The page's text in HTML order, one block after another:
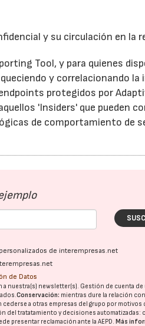
y su circulación en la
Tool, y para quienes
y correlacionando la
protegidos por
'Insiders' que pueden
de comportamiento de
de interempresas.net
de Datos
a nuestra(s) newsletter(s). Gestión de cuenta de
Conservación: mientras dure la relación
cederse a otras empresas del grupo por motivos
del tratatamiento y decisiones automatizadas:
presentar reclamación ante laAEPD.Más
21/07/2026